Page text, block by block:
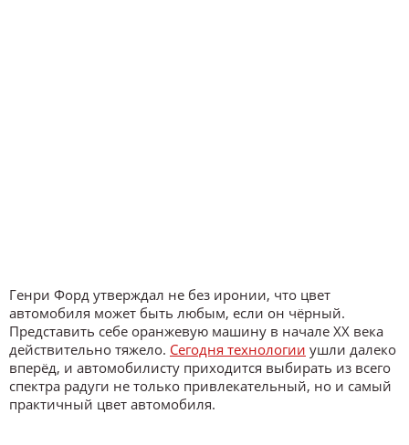
Генри Форд утверждал не без иронии, что цвет
автомобиля может быть любым, если он чёрный.
Представить себе оранжевую машину в начале XX века
действительно тяжело. Сегодня технологии ушли далеко
вперёд, и автомобилисту приходится выбирать из всего
спектра радуги не только привлекательный, но и самый
практичный цвет автомобиля.